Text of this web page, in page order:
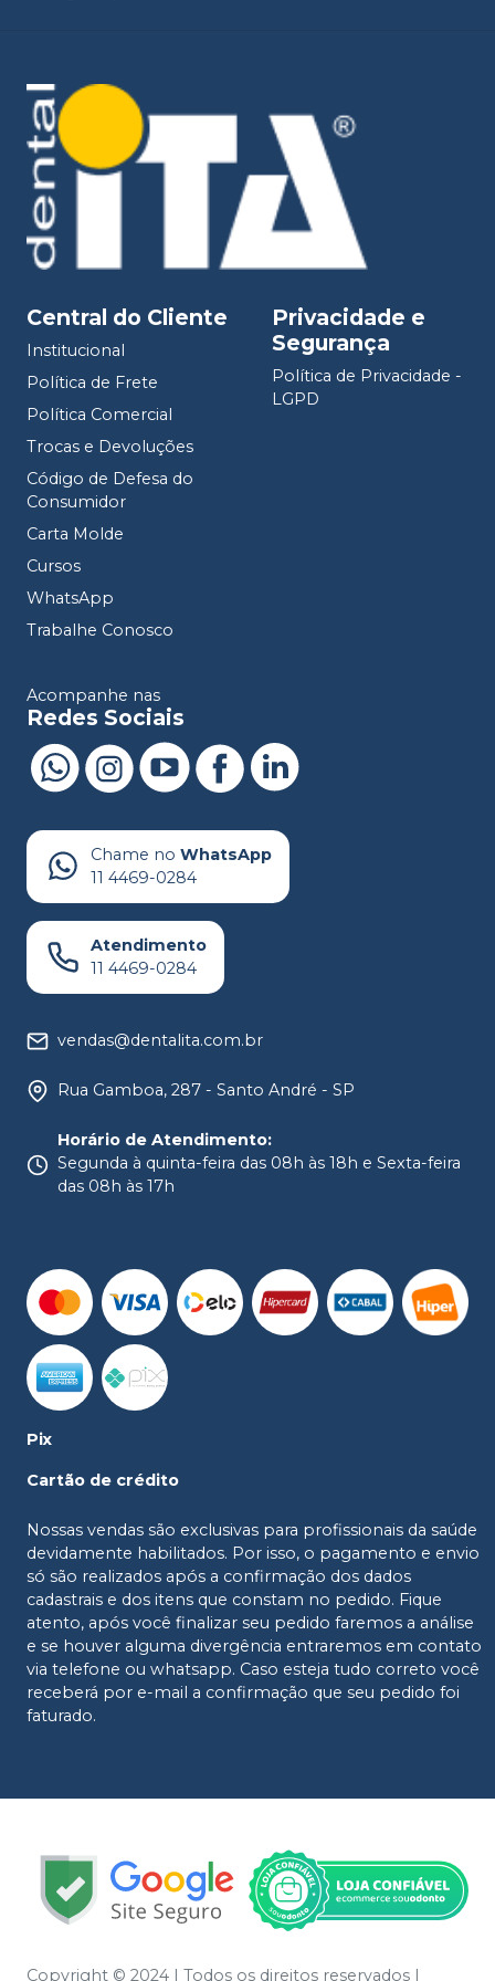
Central do Cliente
Institucional
Política de Frete
Política Comercial
Trocas e Devoluções
Código de Defesa do
Consumidor
Carta Molde
Cursos
WhatsApp
Trabalhe Conosco
Privacidade e
Segurança
Política de Privacidade -
LGPD
Acompanhe nas
Redes Sociais
Chame no WhatsApp
11 4469-0284
Atendimento
11 4469-0284
vendas@dentalita.com.br
Rua Gamboa, 287 - Santo André - SP
Horário de Atendimento:
Segunda à quinta-feira das 08h às 18h e Sexta-feira
das 08h às 17h
Pix
Cartão de crédito
Nossas vendas são exclusivas para profissionais da saúde
devidamente habilitados. Por isso, o pagamento e envio
só são realizados após a confirmação dos dados
cadastrais e dos itens que constam no pedido. Fique
atento, após você finalizar seu pedido faremos a análise
e se houver alguma divergência entraremos em contato
via telefone ou whatsapp. Caso esteja tudo correto você
receberá por e-mail a confirmação que seu pedido foi
faturado.
Copyright © 2024 | Todos os direitos reservados |